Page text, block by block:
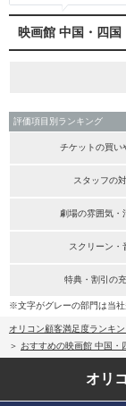
映画館 中国・四国
評価項目別ランキング
チケットの買い
スタッフの
劇場の雰囲気・
スクリーン・
特典・割引の
※文字がグレーの部門は当社
オリコン顧客満足度ランキ
おすすめの映画館 中国・
オリ